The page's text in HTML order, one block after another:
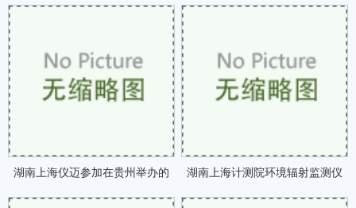
湖南上海仪迈参加在贵州举办的 湖南上海计测院环境辐射监测仪